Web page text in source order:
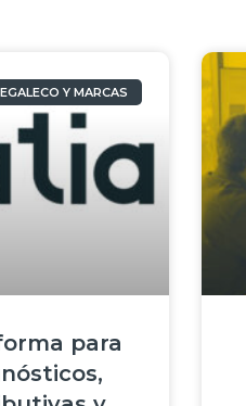
EGALECO Y MARCAS
para